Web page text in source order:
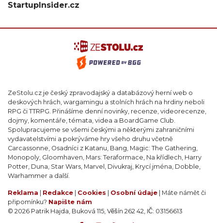
StartupInsider.cz
ZeStolu.cz je český zpravodajský a databázový herní web o
deskových hrách, wargamingu a stolních hrách na hrdiny neboli
RPG či TTRPG. Přinášíme denní novinky, recenze, videorecenze,
dojmy, komentáře, témata, videa a BoardGame Club.
Spolupracujeme se všemi českými a některými zahraničními
vydavatelstvími a pokrýváme hry všeho druhu včetně
Carcassonne, Osadníci z Katanu, Bang, Magic: The Gathering,
Monopoly, Gloomhaven, Mars: Teraformace, Na křídlech, Harry
Potter, Duna, Star Wars, Marvel, Divukraj, Krycí jména, Dobble,
Warhammer a další.
Reklama Redakce Cookies Osobní údaje | Máte námět či
připomínku? Napište nám
© 2026 Patrik Hajda, Buková 115, Věšín 262 42, IČ: 03156613